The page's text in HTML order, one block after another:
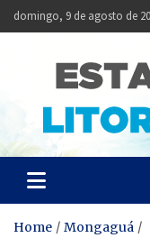
Skip
to
domingo, 9 de agosto de
Home
Mongaguá